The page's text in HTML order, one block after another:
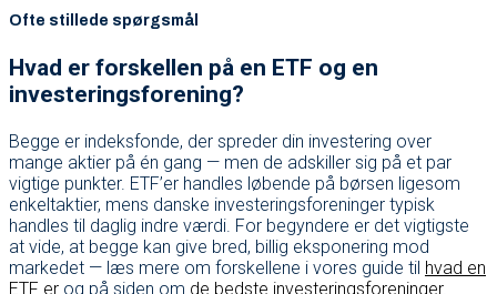
Ofte stillede spørgsmål
Hvad er forskellen på en ETF og en
investeringsforening?
Begge er indeksfonde, der spreder din investering over
mange aktier på én gang — men de adskiller sig på et par
vigtige punkter. ETF’er handles løbende på børsen ligesom
enkeltaktier, mens danske investeringsforeninger typisk
handles til daglig indre værdi. For begyndere er det vigtigste
at vide, at begge kan give bred, billig eksponering mod
markedet — læs mere om forskellene i vores guide til hvad en
ETF er og på siden om de bedste investeringsforeninger.